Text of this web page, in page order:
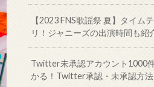
【2023 FNS歌謡祭 夏】タイム
リ！ジャニーズの出演時間も紹
Twitter未承認アカウント1000
かる！Twitter承認・未承認方法